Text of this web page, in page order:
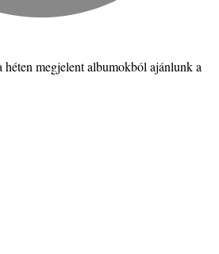
megjelent albumokból ajánlunk a